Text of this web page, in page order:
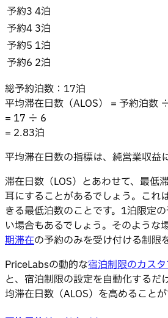
予約3 4泊
予約4 3泊
予約5 1泊
予約6 2泊
総予約泊数：17泊
平均滞在日数（ALOS） = 予約泊数
= 17 ÷ 6
= 2.83泊
平均滞在日数の指標は、純営業収益
滞在日数（LOS）とあわせて、最低
耳にすることがあるでしょう。これ
きる最低泊数のことです。1泊限定
い場合もあるでしょう。そのような
期滞在の予約のみを受け付ける制限
PriceLabsの動的な宿泊制限のカス
と、宿泊制限の設定を自動化するだ
均滞在日数（ALOS）を高めることが